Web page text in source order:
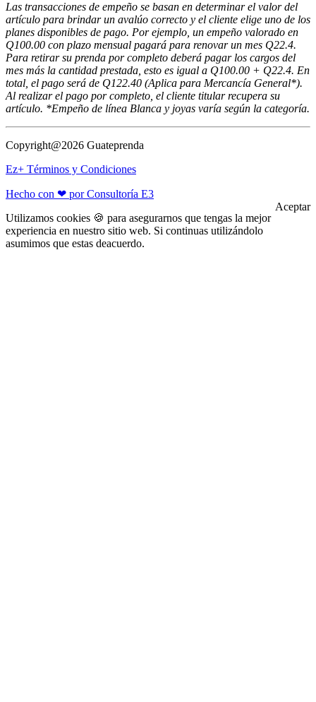
Las transacciones de empeño se basan en determinar el valor del
artículo para brindar un avalúo correcto y el cliente elige uno de los
planes disponibles de pago. Por ejemplo, un empeño valorado en
Q100.00 con plazo mensual pagará para renovar un mes Q22.4.
Para retirar su prenda por completo deberá pagar los cargos del
mes más la cantidad prestada, esto es igual a Q100.00 + Q22.4. En
total, el pago será de Q122.40 (Aplica para Mercancía General*).
Al realizar el pago por completo, el cliente titular recupera su
artículo. *Empeño de línea Blanca y joyas varía según la categoría.
Copyright@2026 Guateprenda
Ez+ Términos y Condiciones
Hecho con ❤ por Consultoría E3
Utilizamos cookies 🍪 para asegurarnos que tengas la mejor
experiencia en nuestro sitio web. Si continuas utilizándolo
asumimos que estas deacuerdo.
Aceptar